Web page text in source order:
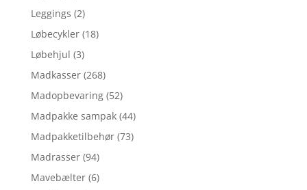
Leggings (2)
Løbecykler (18)
Løbehjul (3)
Madkasser (268)
Madopbevaring (52)
Madpakke sampak (44)
Madpakketilbehør (73)
Madrasser (94)
Mavebælter (6)